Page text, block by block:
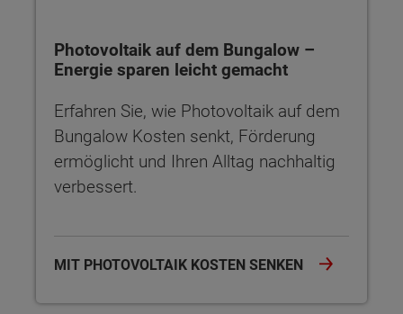
Photovoltaik auf dem Bungalow –
Energie sparen leicht gemacht
Erfahren Sie, wie Photovoltaik auf dem
Bungalow Kosten senkt, Förderung
ermöglicht und Ihren Alltag nachhaltig
verbessert.
MIT PHOTOVOLTAIK KOSTEN SENKEN